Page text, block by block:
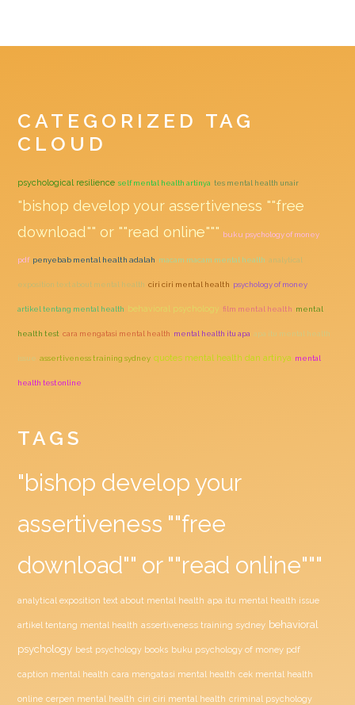
CATEGORIZED TAG
CLOUD
psychological resilience self mental health artinya tes mental health unair
"bishop develop your assertiveness ""free
download"" or ""read online""" buku psychology of money
pdf penyebab mental health adalah macam macam mental health analytical
exposition text about mental health ciri ciri mental health psychology of money
artikel tentang mental health behavioral psychology film mental health mental
health test cara mengatasi mental health mental health itu apa apa itu mental health
issue assertiveness training sydney quotes mental health dan artinya mental
health test online
TAGS
"bishop develop your
assertiveness ""free
download"" or ""read online"""
analytical exposition text about mental health apa itu mental health issue
artikel tentang mental health assertiveness training sydney behavioral
psychology best psychology books buku psychology of money pdf
caption mental health cara mengatasi mental health cek mental health
online cerpen mental health ciri ciri mental health criminal psychology